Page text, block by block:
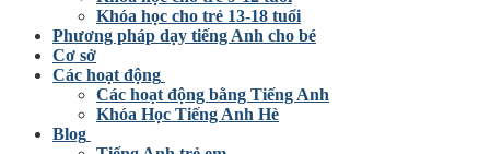
Khóa học cho trẻ 13-18 tuổi
Phương pháp dạy tiếng Anh cho bé
Cơ sở
Các hoạt động
Các hoạt động bằng Tiếng Anh
Khóa Học Tiếng Anh Hè
Blog